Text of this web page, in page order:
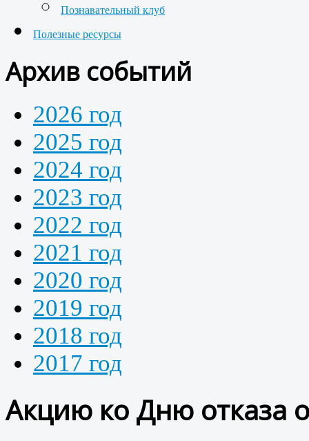
Познавательный клуб
Полезные ресурсы
Архив событий
2026 год
2025 год
2024 год
2023 год
2022 год
2021 год
2020 год
2019 год
2018 год
2017 год
Акцию ко Дню отказа